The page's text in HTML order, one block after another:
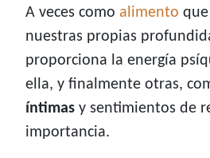
A veces como alimento
nuestras propias
proporciona la energía
ella, y finalmente otras,
íntimas y sentimientos de
importancia.